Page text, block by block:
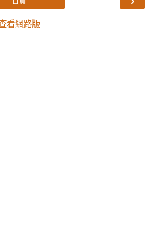
看網路版